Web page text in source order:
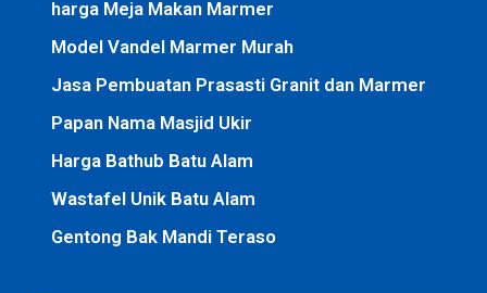
harga Meja Makan Marmer
Model Vandel Marmer Murah
Jasa Pembuatan Prasasti Granit dan Marmer
Papan Nama Masjid Ukir
Harga Bathub Batu Alam
Wastafel Unik Batu Alam
Gentong Bak Mandi Teraso